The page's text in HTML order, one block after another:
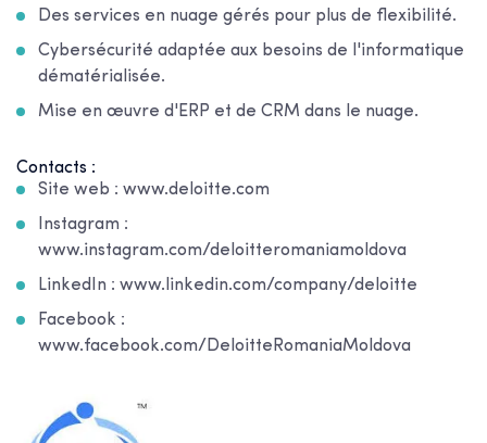
Des services en nuage gérés pour plus de flexibilité.
Cybersécurité adaptée aux besoins de l'informatique
dématérialisée.
Mise en œuvre d'ERP et de CRM dans le nuage.
Contacts :
Site web : www.deloitte.com
Instagram :
www.instagram.com/deloitteromaniamoldova
LinkedIn : www.linkedin.com/company/deloitte
Facebook :
www.facebook.com/DeloitteRomaniaMoldova